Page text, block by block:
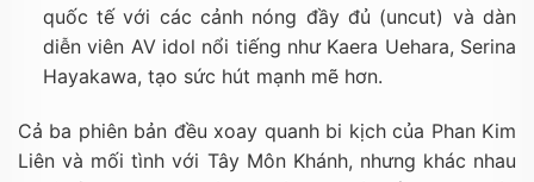
quốc tế với các cảnh nóng đầy đủ (uncut) và dàn
diễn viên AV idol nổi tiếng như Kaera Uehara, Serina
Hayakawa, tạo sức hút mạnh mẽ hơn.
Cả ba phiên bản đều xoay quanh bi kịch của Phan Kim
Liên và mối tình với Tây Môn Khánh, nhưng khác nhau